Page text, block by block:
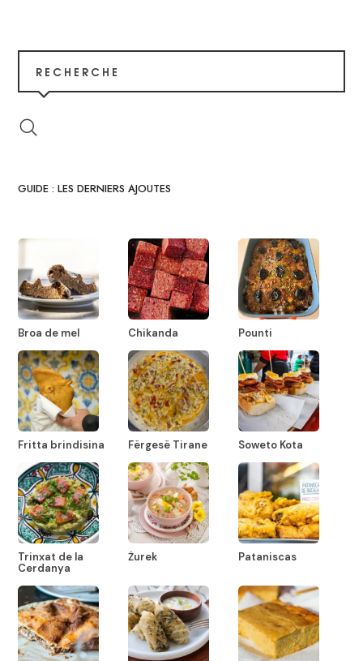
RECHERCHE
GUIDE : LES DERNIERS AJOUTES
Broa de mel Chikanda Pounti
Fritta brindisina Fërgesë Tirane Soweto Kota
Trinxat de la
Cerdanya
Żurek Pataniscas